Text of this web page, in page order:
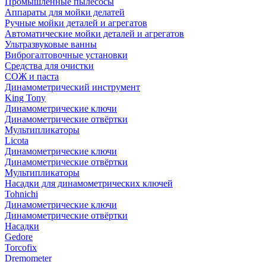
Аппараты для мойки делатей
Ручные мойки деталей и агрегатов
Автоматические мойки деталей и агрегатов
Ультразвуковые ванны
Виброгалтовочные установки
Средства для очистки
СОЖ и паста
Динамометрический инструмент
King Tony
Динамометрические ключи
Динамометрические отвёртки
Мультипликаторы
Licota
Динамометрические ключи
Динамометрические отвёртки
Мультипликаторы
Насадки для динамометрических ключей
Tohnichi
Динамометрические ключи
Динамометрические отвёртки
Насадки
Gedore
Torcofix
Dremometer